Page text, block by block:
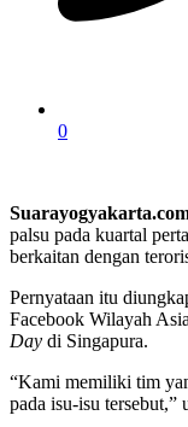
0
palsu pada kuartal
berkaitan dengan
Pernyataan itu
Facebook Wilayah
Day di Singapura.
“Kami memiliki tim
pada isu-isu tersebut,”